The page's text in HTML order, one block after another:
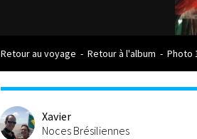
Retour au voyage - Retour à l'album - Photo
Xavier
Noces Brésiliennes